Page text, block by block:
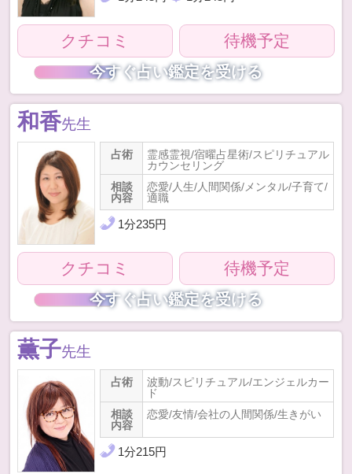
クチコミ 待機予定
今すぐ占い鑑定を受ける
和香先生
占術
霊感霊視/宿曜占星術/スピリチュアル
カウンセリング
相談
内容
恋愛/人生/人間関係/メンタル/子育て/
適職
1分235円
クチコミ 待機予定
今すぐ占い鑑定を受ける
薫子先生
占術
波動/スピリチュアル/エンジェルカー
ド
相談
内容
恋愛/友情/会社の人間関係/生きがい
1分215円